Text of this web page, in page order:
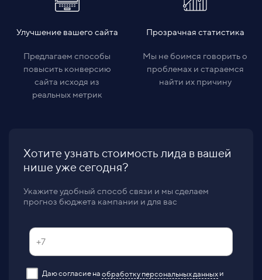
Улучшение вашего сайта
Предлагаем способы
повысить конверсию
сайта исходя из
реальных метрик
Прозрачная статистика
Мы не боимся говорить о
проблемах и стараемся
найти их причину
Хотите узнать стоимость лида в вашей
нише уже сегодня?
Укажите удобный способ связи и мы сделаем
прогноз бюджета кампании и для вас
Даю согласие на обработку персональных данных и